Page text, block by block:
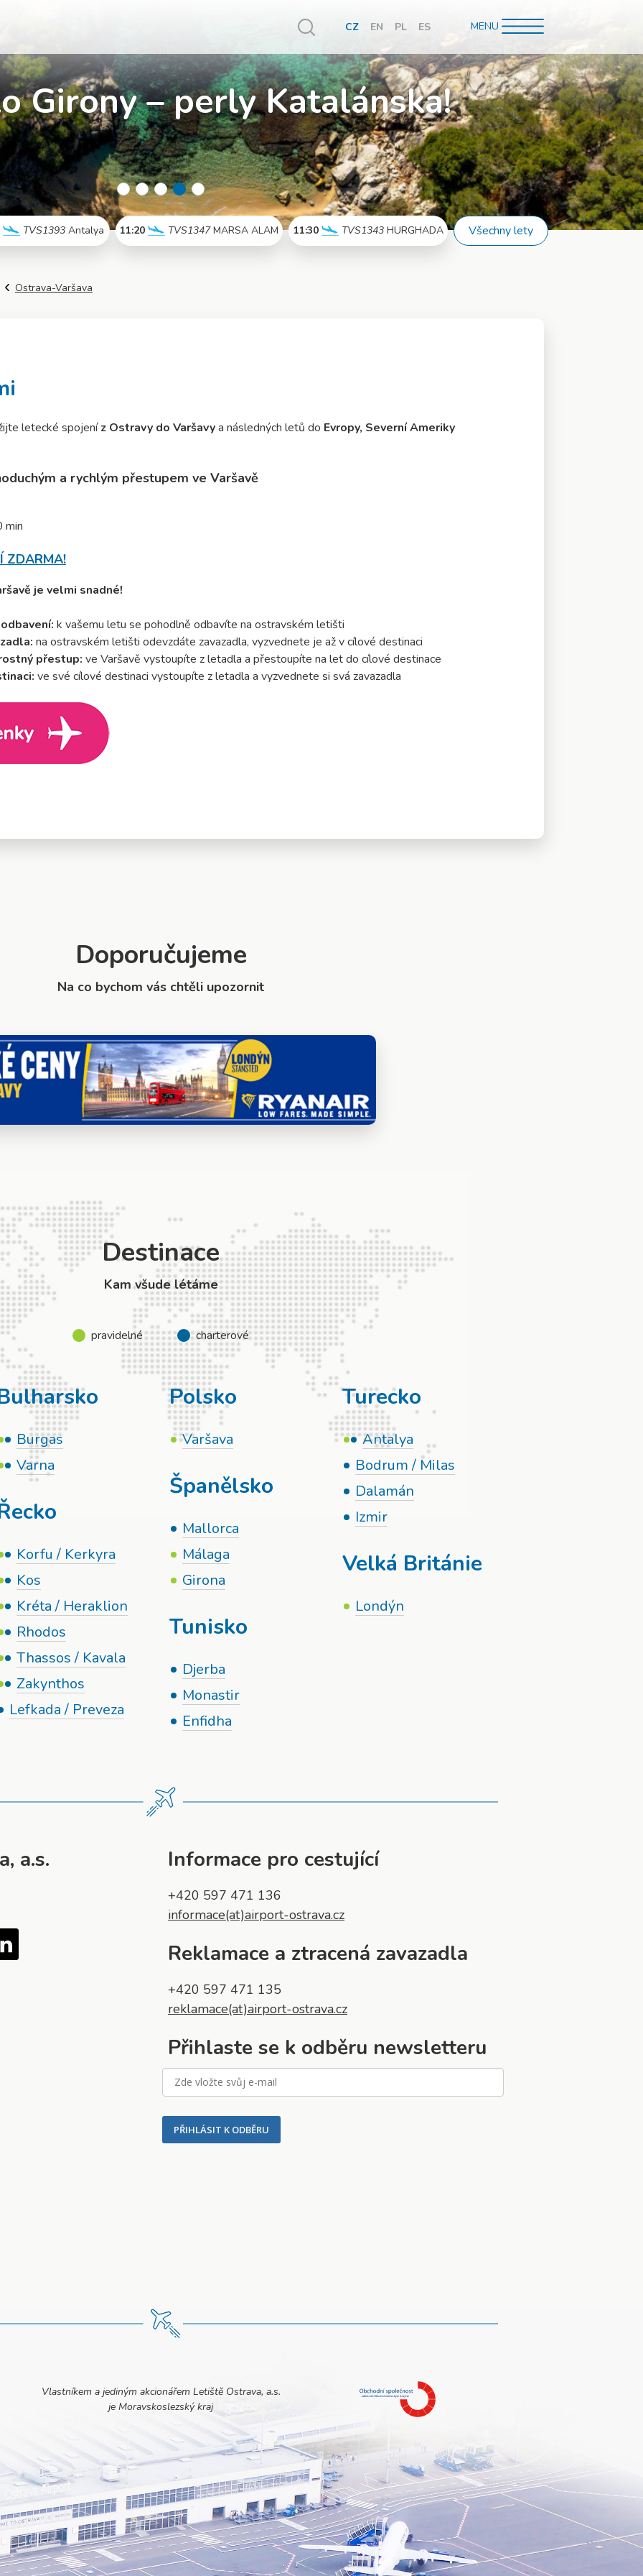
Vyhledávání
CZ EN PL ES MENU
Girony – perly Katalánska!
na pravidelné lince
TVS1393 Antalya
Více info
11:20 TVS1347 MARSA ALAM
Více info
11:30 TVS1343 HURGHADA
Více info
Všechny lety
Ostrava-Varšava
letecké spojeníz Ostravy do Varšavya následných letů do Evropy, Severní Ameriky
a rychlým přestupem ve Varšavě
min
ZDARMA!
je velmi snadné!
k vašemu letu se pohodlně odbavíte na ostravském letišti
na ostravském letišti odevzdáte zavazadla, vyzvednete je až v cílové destinaci
přestup: ve Varšavě vystoupíte z letadla a přestoupíte na let do cílové destinace
ve své cílové destinaci vystoupíte z letadla a vyzvednete si svá zavazadla
Doporučujeme
Na co bychom vás chtěli upozornit
Destinace
Kam všude létáme
pravidelné charterové
Burgas
Varna
Korfu / Kerkyra
Kos
Kréta / Heraklion
Rhodos
Thassos / Kavala
Zakynthos
Lefkada / Preveza
Polsko
Varšava
Španělsko
Mallorca
Málaga
Girona
Tunisko
Djerba
Monastir
Enfidha
Turecko
Antalya
Bodrum / Milas
Dalamán
Izmir
Velká Británie
Londýn
a.s. Informace pro cestující
+420 597 471 136
informace(at)airport-ostrava.cz
Reklamace a ztracená zavazadla
+420 597 471 135
reklamace(at)airport-ostrava.cz
Přihlaste se k odběru newsletteru
PŘIHLÁSIT K ODBĚRU
Vlastníkem a jediným akcionářem Letiště Ostrava, a.s.
je Moravskoslezský kraj